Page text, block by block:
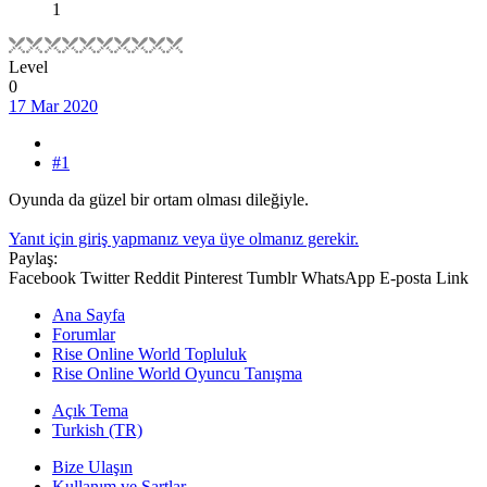
1
Level
0
17 Mar 2020
#1
Oyunda da güzel bir ortam olması dileğiyle.
Yanıt için giriş yapmanız veya üye olmanız gerekir.
Paylaş:
Facebook Twitter Reddit Pinterest Tumblr WhatsApp E-posta Link
Ana Sayfa
Forumlar
Rise Online World Topluluk
Rise Online World Oyuncu Tanışma
Açık Tema
Turkish (TR)
Bize Ulaşın